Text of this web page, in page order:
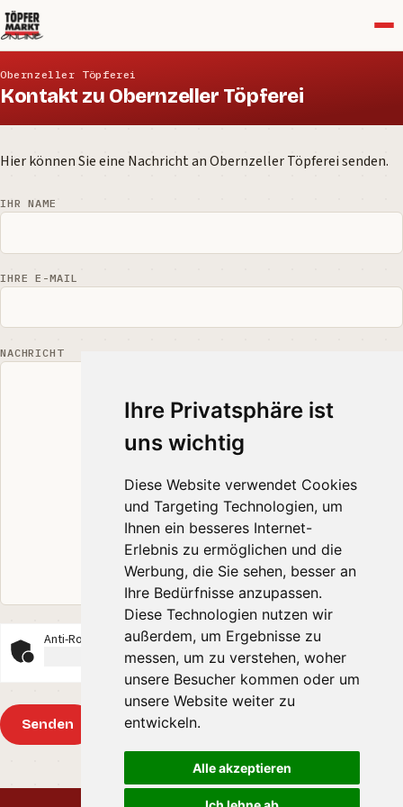
Ihre Privatsphäre ist
uns wichtig
Diese Website verwendet Cookies
und Targeting Technologien, um
Ihnen ein besseres Internet-
Erlebnis zu ermöglichen und die
Werbung, die Sie sehen, besser an
Ihre Bedürfnisse anzupassen.
Diese Technologien nutzen wir
außerdem, um Ergebnisse zu
messen, um zu verstehen, woher
unsere Besucher kommen oder um
unsere Website weiter zu
entwickeln.
Alle akzeptieren
Obernzeller Töpferei
Kontakt zu Obernzeller Töpferei
Hier können Sie eine Nachricht an Obernzeller Töpferei senden.
IHR NAME
IHRE E-MAIL
NACHRICHT
Anti-Roboter-Verifizierung
Hier klicken
FriendlyCaptcha ⇗
Senden